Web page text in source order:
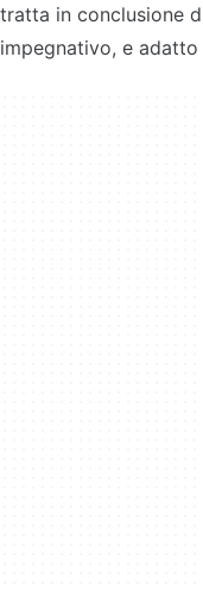
tratta in conclusione
impegnativo, e